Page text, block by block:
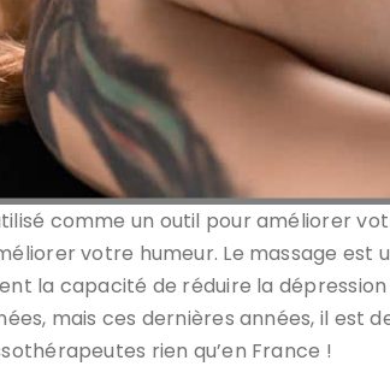
comme un outil pour améliorer
votre humeur. Le massage
la capacité de réduire la
mais ces dernières années, il
rien qu’en France !